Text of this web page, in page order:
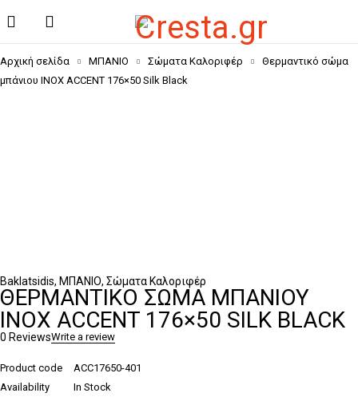
Αρχική σελίδα ΜΠΑΝΙΟ Σώματα Καλοριφέρ
Θερμαντικό σώμα
μπάνιου INOX ACCENT 176×50 Silk Black
Baklatsidis, ΜΠΑΝΙΟ, Σώματα Καλοριφέρ
ΘΕΡΜΑΝΤΙΚΌ ΣΏΜΑ ΜΠΆΝΙΟΥ
INOX ACCENT 176×50 SILK BLACK
0 ReviewsWrite a review
Product code
ACC17650-401
Availability
In Stock